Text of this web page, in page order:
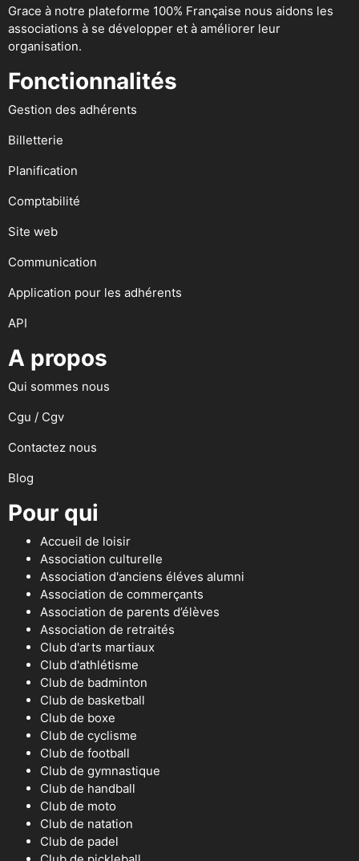
Grace à notre plateforme 100% Française nous aidons les
associations à se développer et à améliorer leur
organisation.
Fonctionnalités
Gestion des adhérents
Billetterie
Planification
Comptabilité
Site web
Communication
Application pour les adhérents
API
A propos
Qui sommes nous
Cgu / Cgv
Contactez nous
Blog
Pour qui
Accueil de loisir
Association culturelle
Association d'anciens éléves alumni
Association de commerçants
Association de parents d’élèves
Association de retraités
Club d'arts martiaux
Club d'athlétisme
Club de badminton
Club de basketball
Club de boxe
Club de cyclisme
Club de football
Club de gymnastique
Club de handball
Club de moto
Club de natation
Club de padel